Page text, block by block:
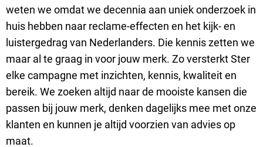
weten we omdat we decennia aan uniek onderzoek in
huis hebben naar reclame-effecten en het kijk- en
luistergedrag van Nederlanders. Die kennis zetten we
maar al te graag in voor jouw merk. Zo versterkt Ster
elke campagne met inzichten, kennis, kwaliteit en
bereik. We zoeken altijd naar de mooiste kansen die
passen bij jouw merk, denken dagelijks mee met onze
klanten en kunnen je altijd voorzien van advies op
maat.